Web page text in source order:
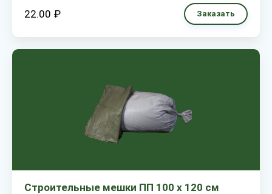
22.00 ₽ Заказать
Строительные мешки ПП 100 х 120 см